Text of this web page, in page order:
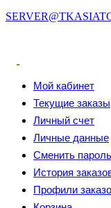
Мой кабинет
Текущие заказы
Личный счет
Личные данные
Сменить пароль
История
Профили